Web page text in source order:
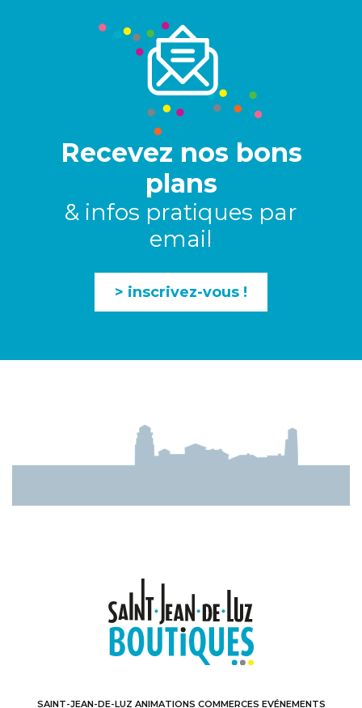
Recevez nos bons
plans
& infos pratiques par
email
> inscrivez-vous !
SAINT-JEAN-DE-LUZ ANIMATIONS COMMERCES EVÉNEMENTS